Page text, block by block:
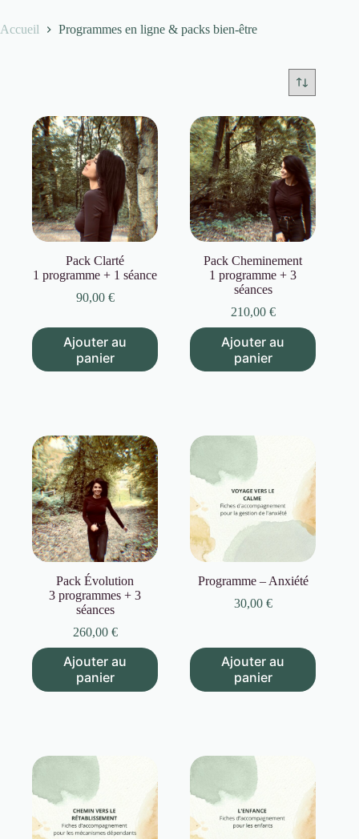
Accueil Programmes en ligne & packs bien-être
Pack Clarté
1 programme + 1 séance
90,00 €
Ajouter au
panier
Pack Cheminement
1 programme + 3
séances
210,00 €
Ajouter au
panier
Pack Évolution
3 programmes + 3
séances
260,00 €
Ajouter au
panier
Programme – Anxiété
30,00 €
Ajouter au
panier